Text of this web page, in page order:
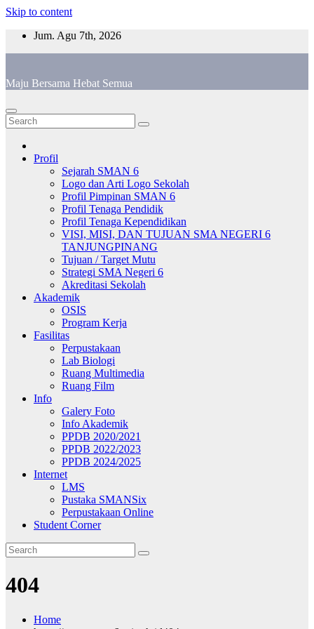
Skip to content
Jum. Agu 7th, 2026
Maju Bersama Hebat Semua
Profil
Sejarah SMAN 6
Logo dan Arti Logo Sekolah
Profil Pimpinan SMAN 6
Profil Tenaga Pendidik
Profil Tenaga Kependidikan
VISI, MISI, DAN TUJUAN SMA NEGERI 6
TANJUNGPINANG
Tujuan / Target Mutu
Strategi SMA Negeri 6
Akreditasi Sekolah
Akademik
OSIS
Program Kerja
Fasilitas
Perpustakaan
Lab Biologi
Ruang Multimedia
Ruang Film
Info
Galery Foto
Info Akademik
PPDB 2020/2021
PPDB 2022/2023
PPDB 2024/2025
Internet
LMS
Pustaka SMANSix
Perpustakaan Online
Student Corner
404
Home